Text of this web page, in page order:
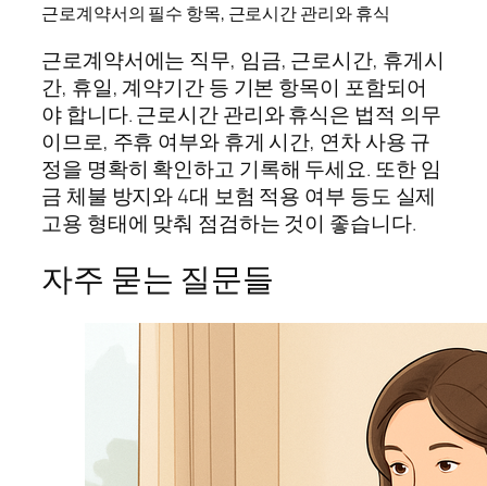
근로계약서의 필수 항목, 근로시간 관리와 휴식
근로계약서에는 직무, 임금, 근로시간, 휴게시
간, 휴일, 계약기간 등 기본 항목이 포함되어
야 합니다. 근로시간 관리와 휴식은 법적 의무
이므로, 주휴 여부와 휴게 시간, 연차 사용 규
정을 명확히 확인하고 기록해 두세요. 또한 임
금 체불 방지와 4대 보험 적용 여부 등도 실제
고용 형태에 맞춰 점검하는 것이 좋습니다.
자주 묻는 질문들